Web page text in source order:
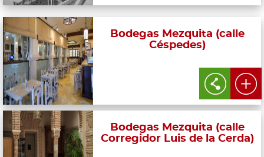
Bodegas Mezquita (calle
Céspedes)
Bodegas Mezquita (calle
Corregidor Luis de la Cerda)